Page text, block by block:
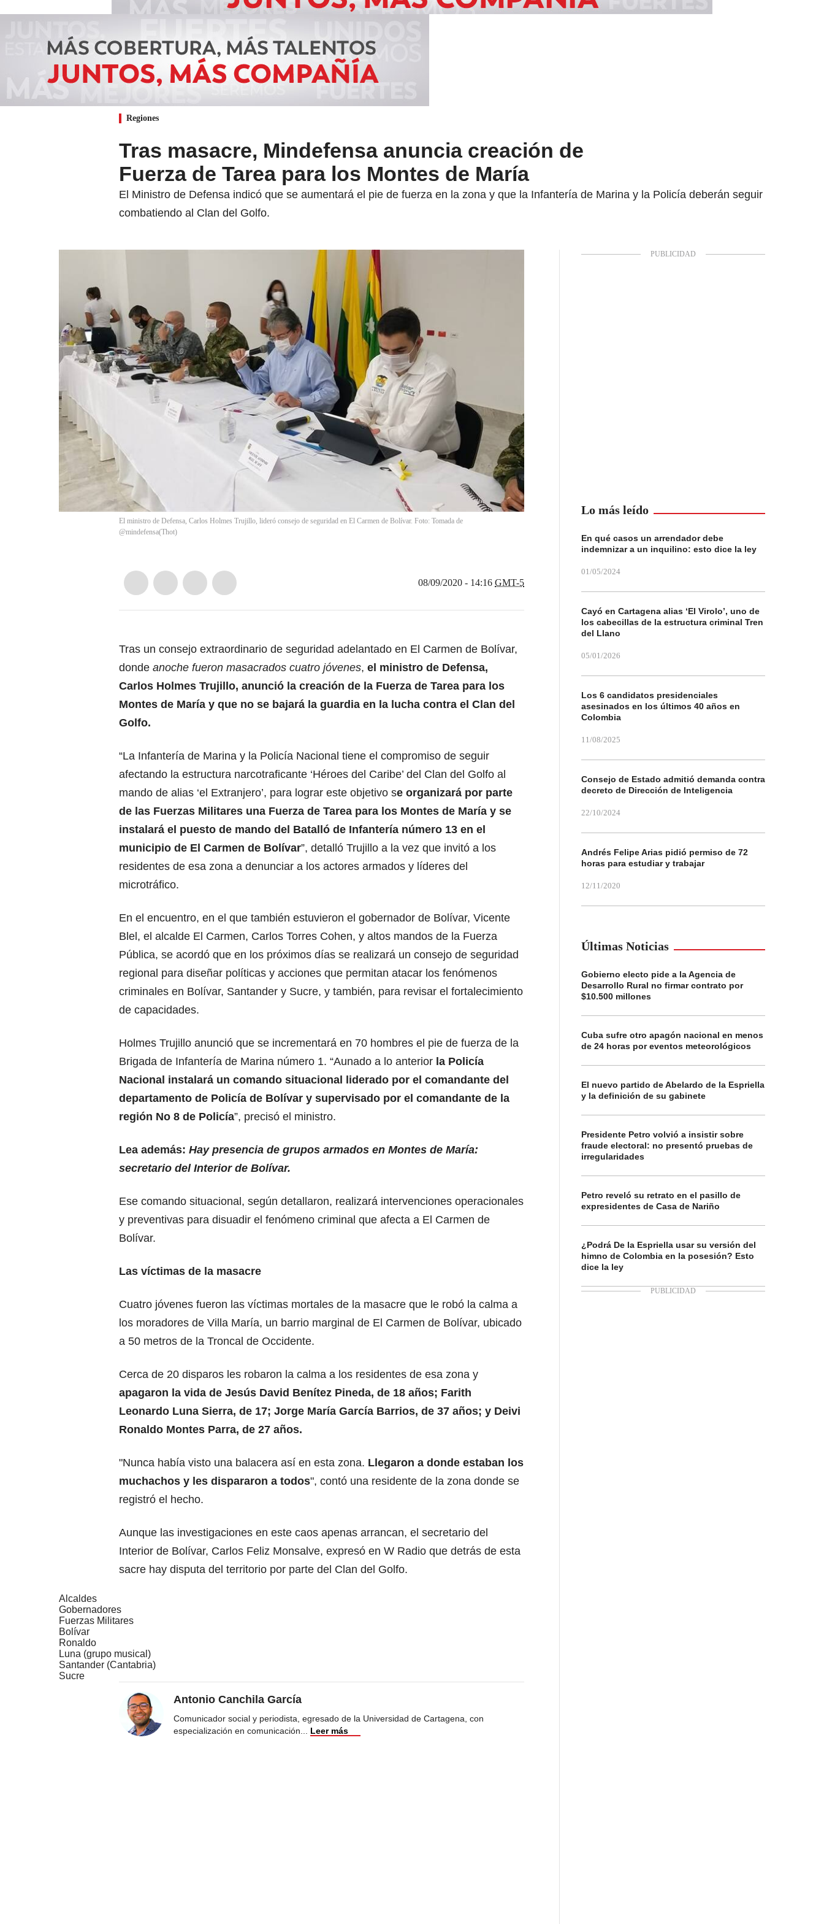
Regiones
Tras masacre, Mindefensa anuncia creación de
Fuerza de Tarea para los Montes de María
El Ministro de Defensa indicó que se aumentará el pie de fuerza en la zona y que la Infantería de Marina y la Policía deberán seguir
combatiendo al Clan del Golfo.
El ministro de Defensa, Carlos Holmes Trujillo, lideró consejo de seguridad en El Carmen de Bolívar. Foto: Tomada de
@mindefensa(Thot)
08/09/2020 - 14:16 GMT-5
Tras un consejo extraordinario de seguridad adelantado en El Carmen de Bolívar,
donde anoche fueron masacrados cuatro jóvenes, el ministro de Defensa,
Carlos Holmes Trujillo, anunció la creación de la Fuerza de Tarea para los
Montes de María y que no se bajará la guardia en la lucha contra el Clan del
Golfo.
“La Infantería de Marina y la Policía Nacional tiene el compromiso de seguir
afectando la estructura narcotraficante ‘Héroes del Caribe’ del Clan del Golfo al
mando de alias ‘el Extranjero’, para lograr este objetivo se organizará por parte
de las Fuerzas Militares una Fuerza de Tarea para los Montes de María y se
instalará el puesto de mando del Batalló de Infantería número 13 en el
municipio de El Carmen de Bolívar”, detalló Trujillo a la vez que invitó a los
residentes de esa zona a denunciar a los actores armados y líderes del
microtráfico.
En el encuentro, en el que también estuvieron el gobernador de Bolívar, Vicente
Blel, el alcalde El Carmen, Carlos Torres Cohen, y altos mandos de la Fuerza
Pública, se acordó que en los próximos días se realizará un consejo de seguridad
regional para diseñar políticas y acciones que permitan atacar los fenómenos
criminales en Bolívar, Santander y Sucre, y también, para revisar el fortalecimiento
de capacidades.
Holmes Trujillo anunció que se incrementará en 70 hombres el pie de fuerza de la
Brigada de Infantería de Marina número 1. “Aunado a lo anterior la Policía
Nacional instalará un comando situacional liderado por el comandante del
departamento de Policía de Bolívar y supervisado por el comandante de la
región No 8 de Policía”, precisó el ministro.
Lea además: Hay presencia de grupos armados en Montes de María:
secretario del Interior de Bolívar.
Ese comando situacional, según detallaron, realizará intervenciones operacionales
y preventivas para disuadir el fenómeno criminal que afecta a El Carmen de
Bolívar.
Las víctimas de la masacre
Cuatro jóvenes fueron las víctimas mortales de la masacre que le robó la calma a
los moradores de Villa María, un barrio marginal de El Carmen de Bolívar, ubicado
a 50 metros de la Troncal de Occidente.
Cerca de 20 disparos les robaron la calma a los residentes de esa zona y
apagaron la vida de Jesús David Benítez Pineda, de 18 años; Farith
Leonardo Luna Sierra, de 17; Jorge María García Barrios, de 37 años; y Deivi
Ronaldo Montes Parra, de 27 años.
"Nunca había visto una balacera así en esta zona. Llegaron a donde estaban los
muchachos y les dispararon a todos", contó una residente de la zona donde se
registró el hecho.
Aunque las investigaciones en este caos apenas arrancan, el secretario del
Interior de Bolívar, Carlos Feliz Monsalve, expresó en W Radio que detrás de esta
sacre hay disputa del territorio por parte del Clan del Golfo.
Alcaldes
Gobernadores
Fuerzas Militares
Bolívar
Ronaldo
Luna (grupo musical)
Santander (Cantabria)
Sucre
Antonio Canchila García
Comunicador social y periodista, egresado de la Universidad de Cartagena, con
especialización en comunicación
Leer más
Lo más leído
En qué casos un arrendador debe
indemnizar a un inquilino: esto dice la ley
01/05/2024
Cayó en Cartagena alias ‘El Virolo’, uno de
los cabecillas de la estructura criminal Tren
del Llano
05/01/2026
Los 6 candidatos presidenciales
asesinados en los últimos 40 años en
Colombia
11/08/2025
Consejo de Estado admitió demanda contra
decreto de Dirección de Inteligencia
22/10/2024
Andrés Felipe Arias pidió permiso de 72
horas para estudiar y trabajar
12/11/2020
Últimas Noticias
Gobierno electo pide a la Agencia de
Desarrollo Rural no firmar contrato por
$10.500 millones
Cuba sufre otro apagón nacional en menos
de 24 horas por eventos meteorológicos
El nuevo partido de Abelardo de la Espriella
y la definición de su gabinete
Presidente Petro volvió a insistir sobre
fraude electoral: no presentó pruebas de
irregularidades
Petro reveló su retrato en el pasillo de
expresidentes de Casa de Nariño
¿Podrá De la Espriella usar su versión del
himno de Colombia en la posesión? Esto
dice la ley